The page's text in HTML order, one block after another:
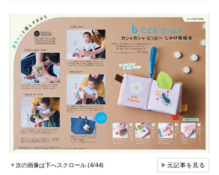
▼次の画像は下へスクロール (4/44) ▶元記事を見る